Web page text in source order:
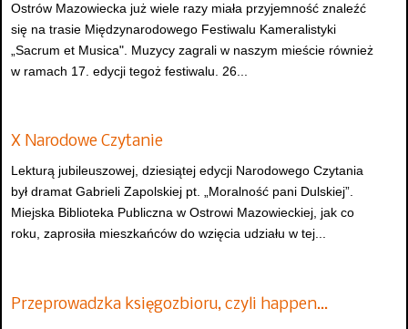
Ostrów Mazowiecka już wiele razy miała przyjemność znaleźć
się na trasie Międzynarodowego Festiwalu Kameralistyki
„Sacrum et Musica". Muzycy zagrali w naszym mieście również
w ramach 17. edycji tegoż festiwalu. 26...
X Narodowe Czytanie
Lekturą jubileuszowej, dziesiątej edycji Narodowego Czytania
był dramat Gabrieli Zapolskiej pt. „Moralność pani Dulskiej”.
Miejska Biblioteka Publiczna w Ostrowi Mazowieckiej, jak co
roku, zaprosiła mieszkańców do wzięcia udziału w tej...
Przeprowadzka księgozbioru, czyli happen…